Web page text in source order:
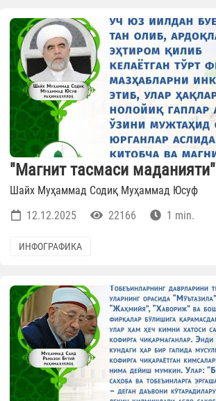
"Магнит тасмаси маданияти"
Шайх Муҳаммад Содиқ Муҳаммад Юсуф
12.12.2025
22166 1 min.
ИНФОГРАФИКА